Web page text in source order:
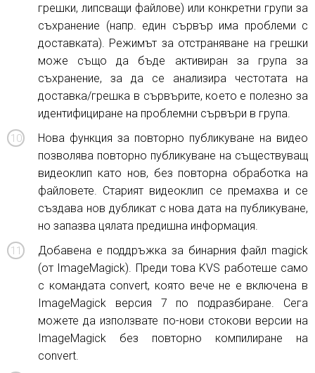
грешки, липсващи файлове) или конкретни групи за
съхранение (напр. един сървър има проблеми с
доставката). Режимът за отстраняване на грешки
може също да бъде активиран за група за
съхранение, за да се анализира честотата на
доставка/грешка в сървърите, което е полезно за
идентифициране на проблемни сървъри в група.
Нова функция за повторно публикуване на видео
позволява повторно публикуване на съществуващ
видеоклип като нов, без повторна обработка на
файловете. Старият видеоклип се премахва и се
създава нов дубликат с нова дата на публикуване,
но запазва цялата предишна информация.
Добавена е поддръжка за бинарния файл magick
(от ImageMagick). Преди това KVS работеше само
с командата convert, която вече не е включена в
ImageMagick версия 7 по подразбиране. Сега
можете да използвате по-нови стокови версии на
ImageMagick без повторно компилиране на
convert.